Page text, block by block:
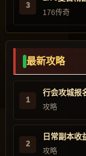
3
176传奇
最新攻略
1
行会攻城报
攻略
2
日常副本收
攻略